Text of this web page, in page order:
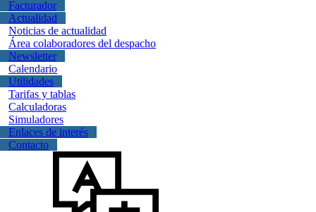
Facturador
Actualidad
Noticias de actualidad
Área colaboradores del despacho
Newsletter
Calendario
Utilidades
Tarifas y tablas
Calculadoras
Simuladores
Enlaces de interés
Contacto